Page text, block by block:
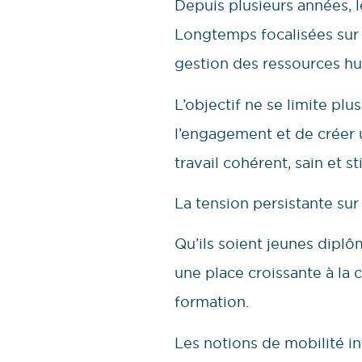
Depuis plusieurs
Longtemps focalisées
gestion des ressources
L’objectif ne se limite
l’engagement et de
travail cohérent, sain et
La tension persistante
Qu’ils soient jeunes
une place croissante à la
formation.
Les notions de mobilité